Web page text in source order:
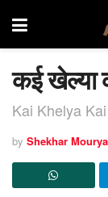
कई खेल्या
Kai Khelya
by Shekhar Mourya